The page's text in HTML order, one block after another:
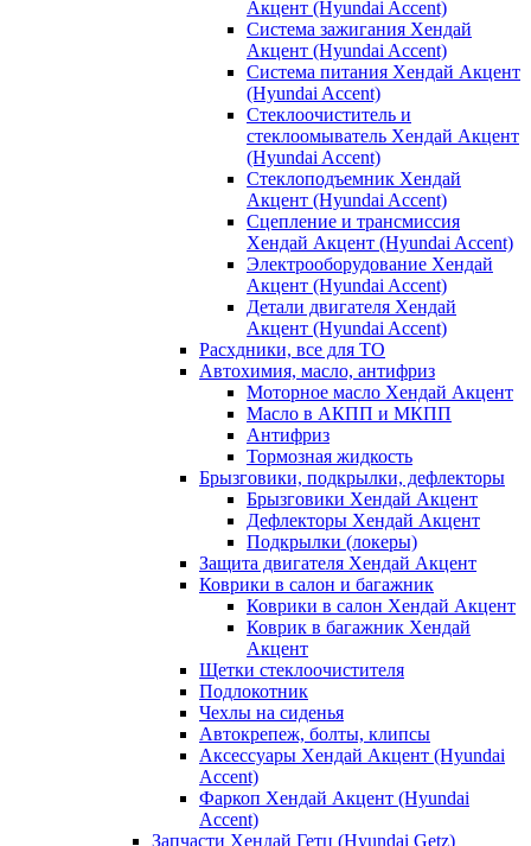
Акцент (Hyundai Accent)
Система зажигания Хендай
Акцент (Hyundai Accent)
Система питания Хендай Акцент
(Hyundai Accent)
Стеклоочиститель и
стеклоомыватель Хендай Акцент
(Hyundai Accent)
Стеклоподъемник Хендай
Акцент (Hyundai Accent)
Сцепление и трансмиссия
Хендай Акцент (Hyundai Accent)
Электрооборудование Хендай
Акцент (Hyundai Accent)
Детали двигателя Хендай
Акцент (Hyundai Accent)
Расхдники, все для ТО
Автохимия, масло, антифриз
Моторное масло Хендай Акцент
Масло в АКПП и МКПП
Антифриз
Тормозная жидкость
Брызговики, подкрылки, дефлекторы
Брызговики Хендай Акцент
Дефлекторы Хендай Акцент
Подкрылки (локеры)
Защита двигателя Хендай Акцент
Коврики в салон и багажник
Коврики в салон Хендай Акцент
Коврик в багажник Хендай
Акцент
Щетки стеклоочистителя
Подлокотник
Чехлы на сиденья
Автокрепеж, болты, клипсы
Аксессуары Хендай Акцент (Hyundai
Accent)
Фаркоп Хендай Акцент (Hyundai
Accent)
Запчасти Хендай Гетц (Hyundai Getz)